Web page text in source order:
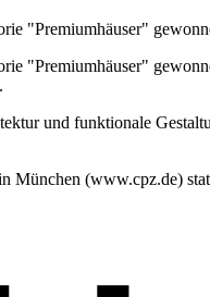
"Premiumhäuser"
"Premiumhäuser"
und funktionale
München (www.cpz.de)